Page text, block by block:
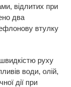
відлитих при
два
втулку
руху
води, олій,
дії при